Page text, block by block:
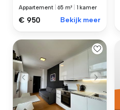
Appartement 65 m² 1 kamer
€ 950 Bekijk meer